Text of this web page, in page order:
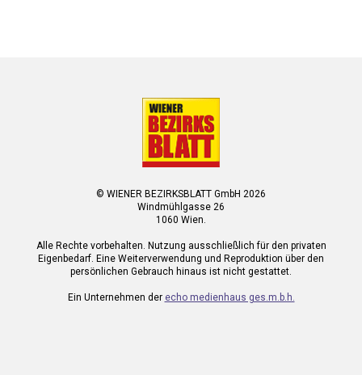
© WIENER BEZIRKSBLATT GmbH 2026
Windmühlgasse 26
1060 Wien.
Alle Rechte vorbehalten. Nutzung ausschließlich für den privaten
Eigenbedarf. Eine Weiterverwendung und Reproduktion über den
persönlichen Gebrauch hinaus ist nicht gestattet.
Ein Unternehmen der echo medienhaus ges.m.b.h.